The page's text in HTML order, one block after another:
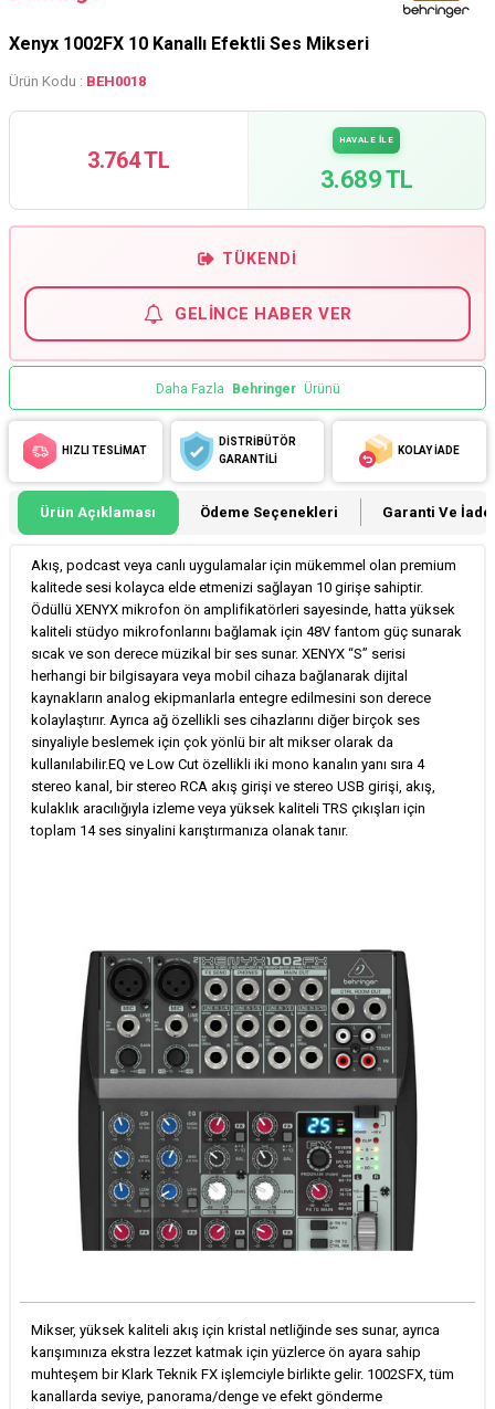
Xenyx 1002FX 10 Kanallı Efektli Ses Mikseri
Ürün Kodu : BEH0018
3.764 TL
HAVALE İLE
3.689 TL
TÜKENDI
GELINCE HABER VER
Daha Fazla Behringer Ürünü
HIZLI TESLİMAT
DİSTRİBÜTÖR
GARANTİLİ
KOLAY İADE
Ürün Açıklaması Ödeme Seçenekleri Garanti Ve İade
Akış, podcast veya canlı uygulamalar için mükemmel olan premium
kalitede sesi kolayca elde etmenizi sağlayan 10 girişe sahiptir.
Ödüllü XENYX mikrofon ön amplifikatörleri sayesinde, hatta yüksek
kaliteli stüdyo mikrofonlarını bağlamak için 48V fantom güç sunarak
sıcak ve son derece müzikal bir ses sunar. XENYX “S” serisi
herhangi bir bilgisayara veya mobil cihaza bağlanarak dijital
kaynakların analog ekipmanlarla entegre edilmesini son derece
kolaylaştırır. Ayrıca ağ özellikli ses cihazlarını diğer birçok ses
sinyaliyle beslemek için çok yönlü bir alt mikser olarak da
kullanılabilir.EQ ve Low Cut özellikli iki mono kanalın yanı sıra 4
stereo kanal, bir stereo RCA akış girişi ve stereo USB girişi, akış,
kulaklık aracılığıyla izleme veya yüksek kaliteli TRS çıkışları için
toplam 14 ses sinyalini karıştırmanıza olanak tanır.
Mikser, yüksek kaliteli akış için kristal netliğinde ses sunar, ayrıca
karışımınıza ekstra lezzet katmak için yüzlerce ön ayara sahip
muhteşem bir Klark Teknik FX işlemciyle birlikte gelir. 1002SFX, tüm
kanallarda seviye, panorama/denge ve efekt gönderme